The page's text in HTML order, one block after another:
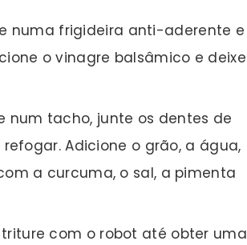
numa frigideira anti-aderente e
o vinagre balsâmico e deixe
num tacho, junte os dentes de
Adicione o grão, a água,
a curcuma, o sal, a pimenta
com o robot até obter uma